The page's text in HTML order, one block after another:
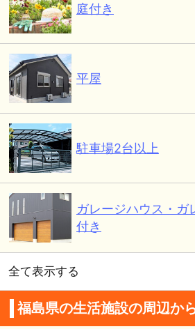
庭付き
平屋
駐車場2台以上
ガレージハウス・ガ
付き
全て表示する
福島県の生活施設の周辺か